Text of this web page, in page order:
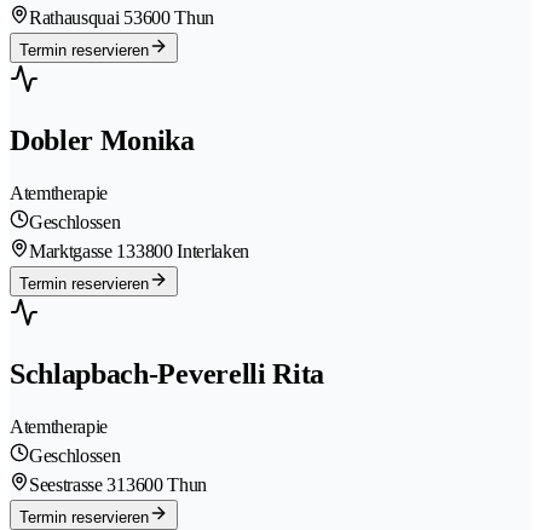
Rathausquai 53600 Thun
Termin reservieren
Dobler Monika
Atemtherapie
Geschlossen
Marktgasse 133800 Interlaken
Termin reservieren
Schlapbach-Peverelli Rita
Atemtherapie
Geschlossen
Seestrasse 313600 Thun
Termin reservieren